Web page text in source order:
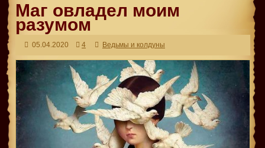
Маг овладел моим
разумом
05.04.2020 4 Ведьмы и колдуны